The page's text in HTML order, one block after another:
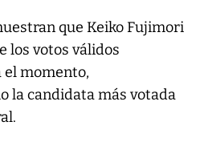
que Keiko Fujimori
los votos válidos
el momento,
la candidata más votada